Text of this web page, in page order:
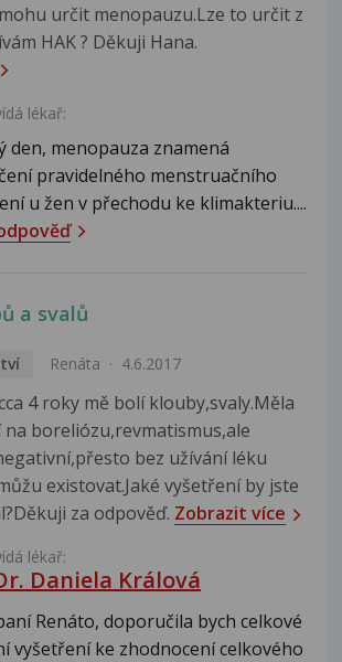
určit menopauzu.Lze to určit z
HAK ? Děkuji Hana.
lékař:
den, menopauza znamená
pravidelného menstruačního
u žen v přechodu ke klimakteriu....
a svalů
Renáta 4.6.2017
4 roky mě bolí klouby,svaly.Měla
na boreliózu,revmatismus,ale
bez užívání léku
existovat.Jaké vyšetření by jste
za odpověď. Zobrazit více
lékař:
Daniela Králová
Renáto, doporučila bych celkové
vyšetření ke zhodnocení celkového